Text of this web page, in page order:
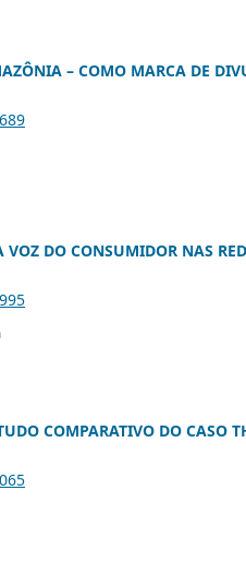
– COMO MARCA DE
DO CONSUMIDOR NAS
COMPARATIVO DO CASO